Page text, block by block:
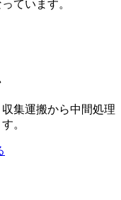
ています。
集運搬から中間処理
。